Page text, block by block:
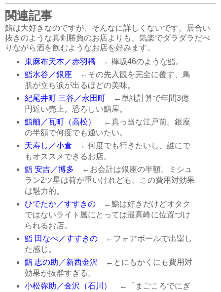
関連記事
鮨は大好きなのですが、そんなに詳しくないです。居合い
抜きのような真剣勝負のお店よりも、気楽でダラダラだべ
りながら酒を飲むようなお店を好みます。
東麻布天本／赤羽橋 ←欅坂46のような鮨。
鮨水谷／銀座 ←その先入観を完全に覆す、鳥
肌が立ち涙が出るほどの美味。
紀尾井町 三谷／永田町←単純計算で年間3億
円近い売上。恐ろしい鮨屋。
鮨舳／瓦町（高松）
←真っ当な江戸前。銀座
の半額で何度でも通いたい。
天寿し／小倉 ←何度でも行きたいし、誰にで
もオススメできるお店。
鮨 安吉／博多 ←お会計は銀座の半額。ミシュ
ラン2ツ星は荷が重いけれども、この費用対効果
は魅力的。
ひでたか／すすきの←鮨は好きだけどオタク
ではないライト層にとっては最高峰に位置づけ
られるお店。
鮨 田なべ／すすきの←フォアボールで出塁し
た感じ。
鮨 志の助／新西金沢 ←とにもかくにも費用対
効果が抜群すぎる。
小松弥助／金沢（石川）
←「まごころでにぎ